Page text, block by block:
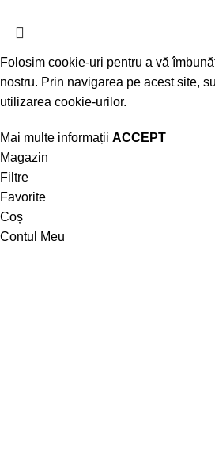
Folosim cookie-uri pentru a vă
nostru. Prin navigarea pe acest site,
utilizarea cookie-urilor.
Mai multe informații ACCEPT
Magazin
Filtre
Favorite
Coș
Contul Meu